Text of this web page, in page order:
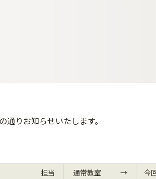
通りお知らせいたします。
担当 通常教室 → 今